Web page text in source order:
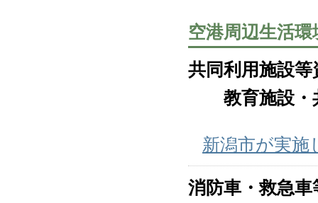
空港周辺生活
共同利用施設
教育施設・
新潟市が実
消防車・救急